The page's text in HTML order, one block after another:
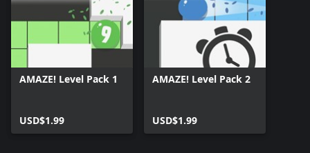
AMAZE! Level Pack 1
USD$1.99
AMAZE! Level Pack 2
USD$1.99